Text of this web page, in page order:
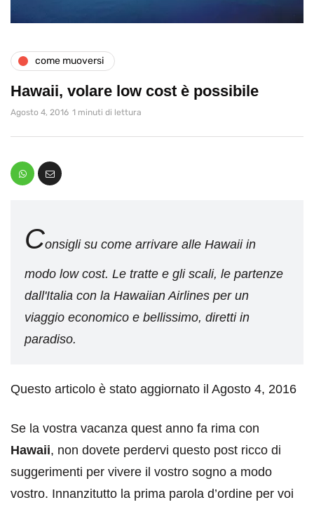
come muoversi
Hawaii, volare low cost è possibile
Agosto 4, 2016 1 minuti di lettura
Consigli su come arrivare alle Hawaii in
modo low cost. Le tratte e gli scali, le partenze
dall'Italia con la Hawaiian Airlines per un
viaggio economico e bellissimo, diretti in
paradiso.
Questo articolo è stato aggiornato il Agosto 4, 2016
Se la vostra vacanza quest anno fa rima con
Hawaii, non dovete perdervi questo post ricco di
suggerimenti per vivere il vostro sogno a modo
vostro. Innanzitutto la prima parola d’ordine per voi